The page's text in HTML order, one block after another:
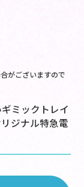
がございますので
ミックトレイ
ジナル特急電